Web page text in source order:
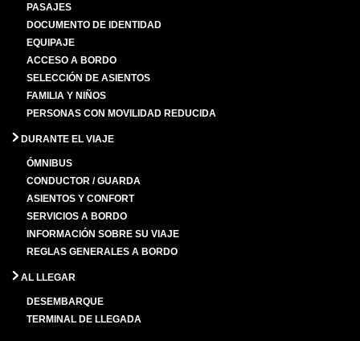
PASAJES
DOCUMENTO DE IDENTIDAD
EQUIPAJE
ACCESO A BORDO
SELECCIÓN DE ASIENTOS
FAMILIA Y NIÑOS
PERSONAS CON MOVILIDAD REDUCIDA
DURANTE EL VIAJE
ÓMNIBUS
CONDUCTOR / GUARDA
ASIENTOS Y CONFORT
SERVICIOS A BORDO
INFORMACIÓN SOBRE SU VIAJE
REGLAS GENERALES A BORDO
AL LLEGAR
DESEMBARQUE
TERMINAL DE LLEGADA